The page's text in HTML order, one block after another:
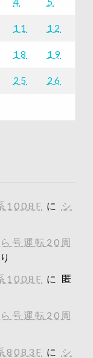
11 12
18 19
25 26
1008F に
シ
号運転20周
1008F に 匿
号運転20周
8083F に
シ